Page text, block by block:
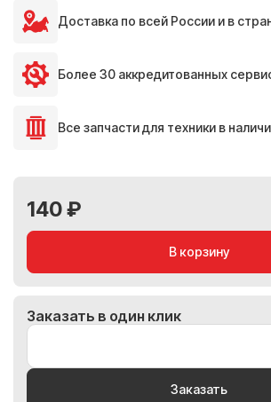
Доставка по всей России и в
Более 30 аккредитованных
Все запчасти для техники в
140 ₽
В корзину
Заказать в один клик
Заказать